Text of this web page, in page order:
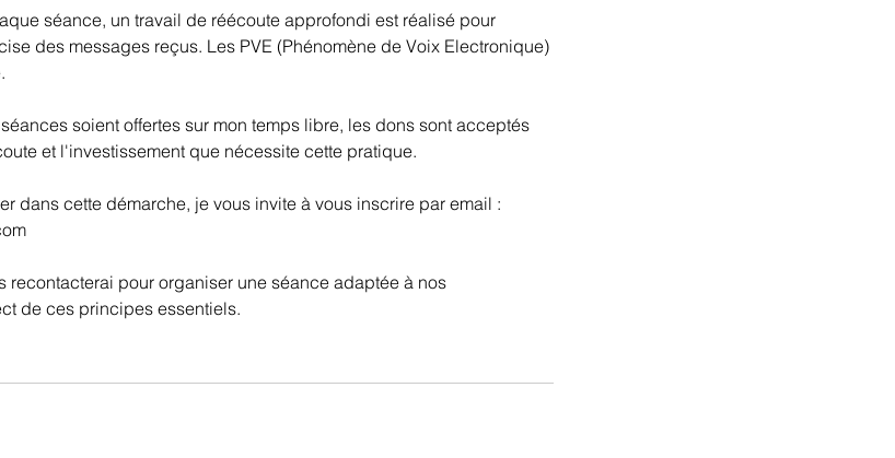
séance, un travail de réécoute approfondi est réalisé pour
des messages reçus. Les PVE (Phénomène de Voix Electronique)
soient offertes sur mon temps libre, les dons sont acceptés
et l'investissement que nécessite cette pratique.
dans cette démarche, je vous invite à vous inscrire par email :
recontacterai pour organiser une séance adaptée à nos
de ces principes essentiels.